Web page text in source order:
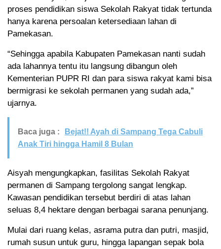
proses pendidikan siswa Sekolah Rakyat tidak tertunda
hanya karena persoalan ketersediaan lahan di
Pamekasan.
“Sehingga apabila Kabupaten Pamekasan nanti sudah
ada lahannya tentu itu langsung dibangun oleh
Kementerian PUPR RI dan para siswa rakyat kami bisa
bermigrasi ke sekolah permanen yang sudah ada,”
ujarnya.
Baca juga :
Bejat!! Ayah di Sampang Tega Cabuli
Anak Tiri hingga Hamil 8 Bulan
Aisyah mengungkapkan, fasilitas Sekolah Rakyat
permanen di Sampang tergolong sangat lengkap.
Kawasan pendidikan tersebut berdiri di atas lahan
seluas 8,4 hektare dengan berbagai sarana penunjang.
Mulai dari ruang kelas, asrama putra dan putri, masjid,
rumah susun untuk guru, hingga lapangan sepak bola